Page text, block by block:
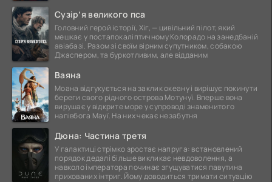
Сузір’я великого пса
Головний герой історії, Хіг, — цивільний пілот, який
мешкає у постапокаліптичному Колорадо на занедбаній
авіабазі. Разом зі своїм вірним супутником, собакою
Джаспером, та буркотливим, але відданим
Ваяна
Моана відгукується на заклик океану і вирішує покинути
береги свого рідного острова Мотунуї. Вперше вона
вирушає у відкрите море у супроводі знаменитого
напівбога Мауї. На них чекає незабутня
Дюна: Частина третя
У галактиці стрімко зростає напруга: встановлений
порядок дедалі більше викликає невдоволення, а
навколо імператора починає згущуватися павутина
прихованих інтриг. Йому доводиться тримати ситуацію